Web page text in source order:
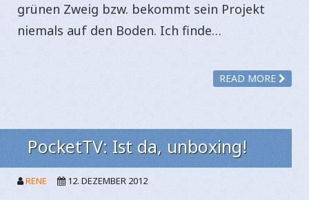
grünen Zweig bzw. bekommt sein Projekt
niemals auf den Boden. Ich finde…
READ MORE
PocketTV: Ist da, unboxing!
RENE 12. DEZEMBER 2012